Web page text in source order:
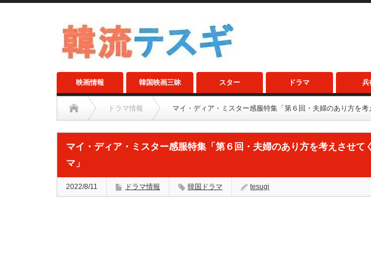
映画情報 韓国映画三昧 スター ドラマ 兵
ドラマ情報 マイ・ディア・ミスター感服特集「第６回・夫婦のあり方を考
マイ・ディア・ミスター感服特集「第６回・夫婦のあり方を考えさせて
マ」
2022/8/11 ドラマ情報 韓国ドラマ tesugi